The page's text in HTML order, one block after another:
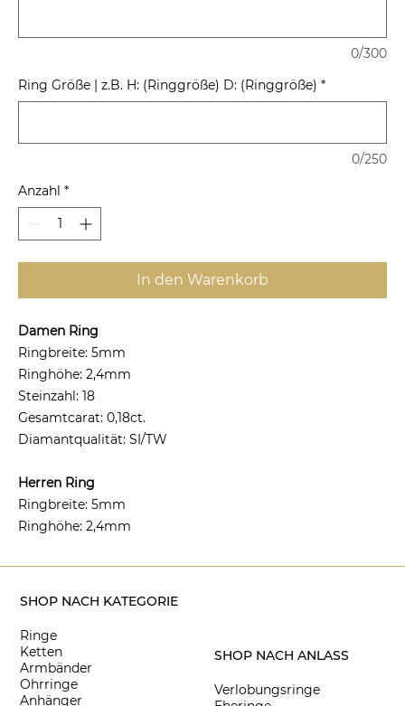
0/300
Ring Größe | z.B. H: (Ringgröße) D: (Ringgröße) *
0/250
Anzahl *
In den Warenkorb
Damen Ring
Ringbreite: 5mm
Ringhöhe: 2,4mm
Steinzahl: 18
Gesamtcarat: 0,18ct.
Diamantqualität: SI/TW
Herren Ring
Ringbreite: 5mm
Ringhöhe: 2,4mm
SHOP NACH KATEGORIE
Ringe
Ketten
Armbänder
Ohrringe
Anhänger
SHOP NACH ANLASS
Verlobungsringe